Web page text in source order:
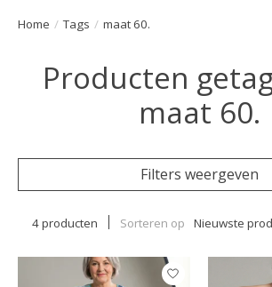
Home / Tags / maat 60.
Producten
maat 60.
Filters weergeven
4 producten Sorteren op Nieuwste